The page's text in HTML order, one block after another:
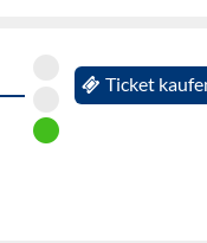
Ticket